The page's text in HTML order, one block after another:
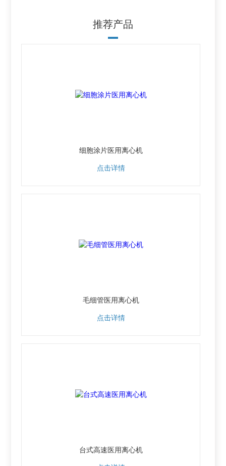
推荐产品
细胞涂片医用离心机
点击详情
毛细管医用离心机
点击详情
台式高速医用离心机